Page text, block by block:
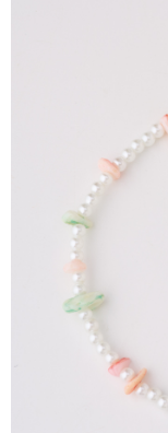
1.本服務係由「台灣大
用戶於交易時，得透過
買賣價金債權讓與本公
2.基於同意付款使用「
資料（包含姓名、電話
由本公司與您本人進行
3.完整用戶服務條款，
ATM／網路銀行／等多
※ 請注意：結帳手續完
購買商品的店家。未經
※ 交易是否成功請以「
是否繳費成功／繳費後
https://
１．透過由恩沛科技股
易，需依本服務之必要
權轉讓予恩沛科技股份
２．關於個人資料處理
https://aftee.tw/terms/
３．未成年的使用者請
「AFTEE先享後付」，
４．使用「AFTEE先享
時審查核予不同之上限
請求用戶進行身份認證。
５．嚴禁一人註冊多個
恩沛科技股份有限公司
每筆NT$100，滿
京站台北店客服中心
請自備購物袋，若需